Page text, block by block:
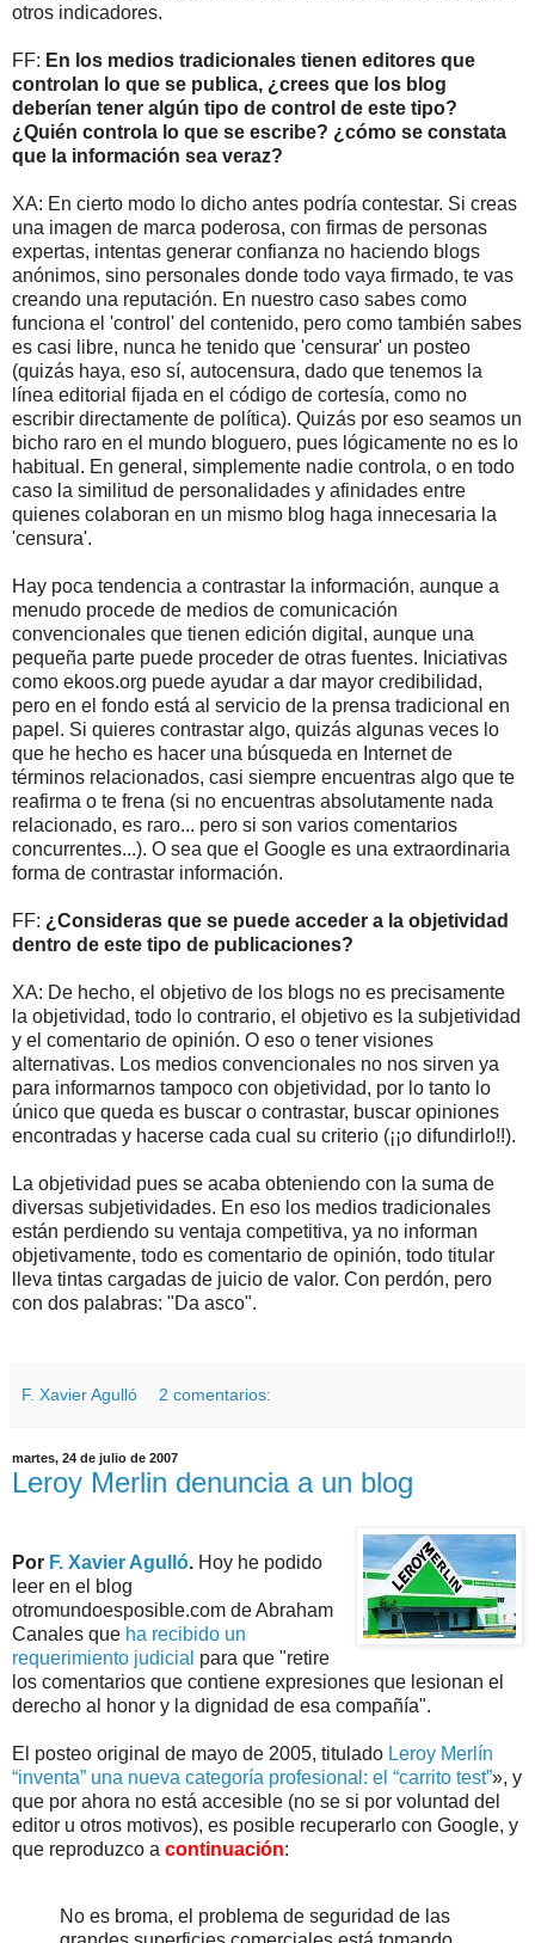
otros indicadores.
FF: En los medios tradicionales tienen editores que
controlan lo que se publica, ¿crees que los blog
deberían tener algún tipo de control de este tipo?
¿Quién controla lo que se escribe? ¿cómo se constata
que la información sea veraz?
XA: En cierto modo lo dicho antes podría contestar. Si creas
una imagen de marca poderosa, con firmas de personas
expertas, intentas generar confianza no haciendo blogs
anónimos, sino personales donde todo vaya firmado, te vas
creando una reputación. En nuestro caso sabes como
funciona el 'control' del contenido, pero como también sabes
es casi libre, nunca he tenido que 'censurar' un posteo
(quizás haya, eso sí, autocensura, dado que tenemos la
línea editorial fijada en el código de cortesía, como no
escribir directamente de política). Quizás por eso seamos un
bicho raro en el mundo bloguero, pues lógicamente no es lo
habitual. En general, simplemente nadie controla, o en todo
caso la similitud de personalidades y afinidades entre
quienes colaboran en un mismo blog haga innecesaria la
'censura'.
Hay poca tendencia a contrastar la información, aunque a
menudo procede de medios de comunicación
convencionales que tienen edición digital, aunque una
pequeña parte puede proceder de otras fuentes. Iniciativas
como ekoos.org puede ayudar a dar mayor credibilidad,
pero en el fondo está al servicio de la prensa tradicional en
papel. Si quieres contrastar algo, quizás algunas veces lo
que he hecho es hacer una búsqueda en Internet de
términos relacionados, casi siempre encuentras algo que te
reafirma o te frena (si no encuentras absolutamente nada
relacionado, es raro... pero si son varios comentarios
concurrentes...). O sea que el Google es una extraordinaria
forma de contrastar información.
FF: ¿Consideras que se puede acceder a la objetividad
dentro de este tipo de publicaciones?
XA: De hecho, el objetivo de los blogs no es precisamente
la objetividad, todo lo contrario, el objetivo es la subjetividad
y el comentario de opinión. O eso o tener visiones
alternativas. Los medios convencionales no nos sirven ya
para informarnos tampoco con objetividad, por lo tanto lo
único que queda es buscar o contrastar, buscar opiniones
encontradas y hacerse cada cual su criterio (¡¡o difundirlo!!).
La objetividad pues se acaba obteniendo con la suma de
diversas subjetividades. En eso los medios tradicionales
están perdiendo su ventaja competitiva, ya no informan
objetivamente, todo es comentario de opinión, todo titular
lleva tintas cargadas de juicio de valor. Con perdón, pero
con dos palabras: "Da asco".
F. Xavier Agulló 2 comentarios:
martes, 24 de julio de 2007
Leroy Merlin denuncia a un blog
Por F. Xavier Agulló. Hoy he podido
leer en el blog
otromundoesposible.com de Abraham
Canales que ha recibido un
requerimiento judicial para que "retire
los comentarios que contiene expresiones que lesionan el
derecho al honor y la dignidad de esa compañía".
El posteo original de mayo de 2005, titulado Leroy Merlín
“inventa” una nueva categoría profesional: el “carrito test”», y
que por ahora no está accesible (no se si por voluntad del
editor u otros motivos), es posible recuperarlo con Google, y
que reproduzco a continuación:
No es broma, el problema de seguridad de las